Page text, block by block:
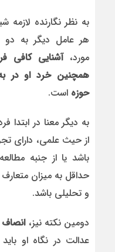
به نظر نگارنده
هر عامل دیگر به دو
مورد،آشنایی کافی
همچنین خرد او در
حوزه است.
به دیگر معنا در
از حیث علمی، دارای
باشد یا از جنبه
حداقل به میزان متعارف
و تحلیلی باشد.
دومین نکته نیز،انصاف
عدالت در نگاه او